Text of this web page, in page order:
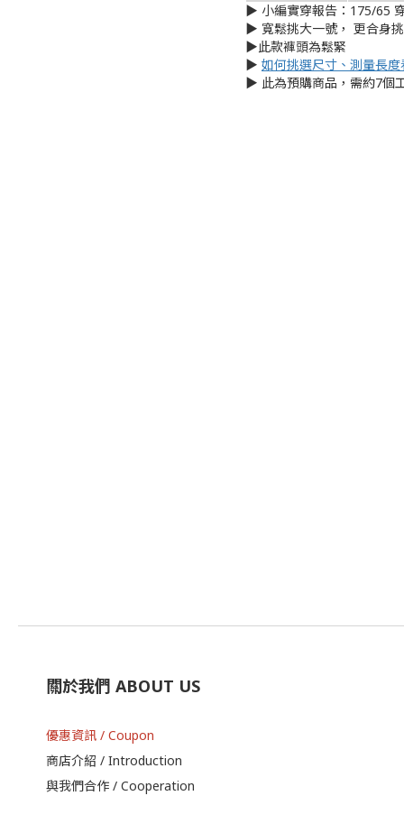
▶︎ 小編實穿報告：175/65
▶︎ 寬鬆挑大一號， 更合身
▶︎此款褲頭為鬆緊
▶︎ 如何挑選尺寸、測量長度
▶︎ 此為預購商品，需約7個
關於我們 ABOUT US
優惠資訊 / Coupon
商店介紹 / Introduction
與我們合作 / Cooperation